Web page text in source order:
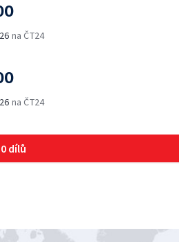
na ČT24
na ČT24
dílů